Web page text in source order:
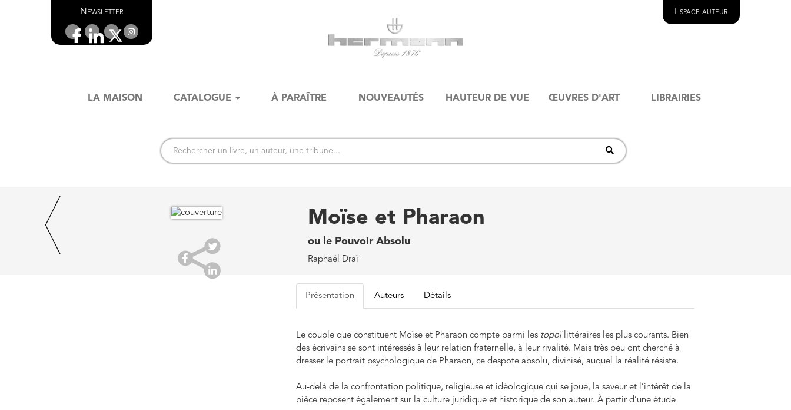
Newsletter Espace auteur
LA MAISON CATALOGUE À PARAÎTRE NOUVEAUTÉS HAUTEUR DE VUE ŒUVRES D'ART LIBRAIRIES
Moïse et Pharaon
ou le Pouvoir Absolu
Raphaël Draï
Présentation Auteurs Détails
Le couple que constituent Moïse et Pharaon compte parmi les topoïlittéraires les plus courants. Bien
des écrivains se sont intéressés à leur relation fraternelle, à leur rivalité. Mais très peu ont cherché à
dresser le portrait psychologique de Pharaon, ce despote absolu, divinisé, auquel la réalité résiste.
Au-delà de la confrontation politique, religieuse et idéologique qui se joue, la saveur et l’intérêt de la
pièce reposent également sur la culture juridique et historique de son auteur. À partir d’une étude